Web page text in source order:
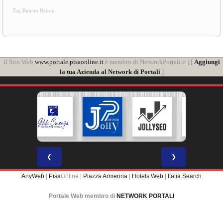
Tag Renato Raimo
il Sito Web www.portale.pisaonline.itè membro di NetworkPortali.it | [ Aggiungi
la tua Azienda al Network di Portali]
❮ ❯
AnyWeb PisaOnline | Piazza Armerina Hotels Web Italia Search
Portale Web membro di NETWORK PORTALI